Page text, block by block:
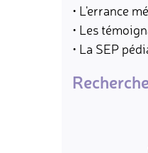
• L'errance
• Les
• La SEP